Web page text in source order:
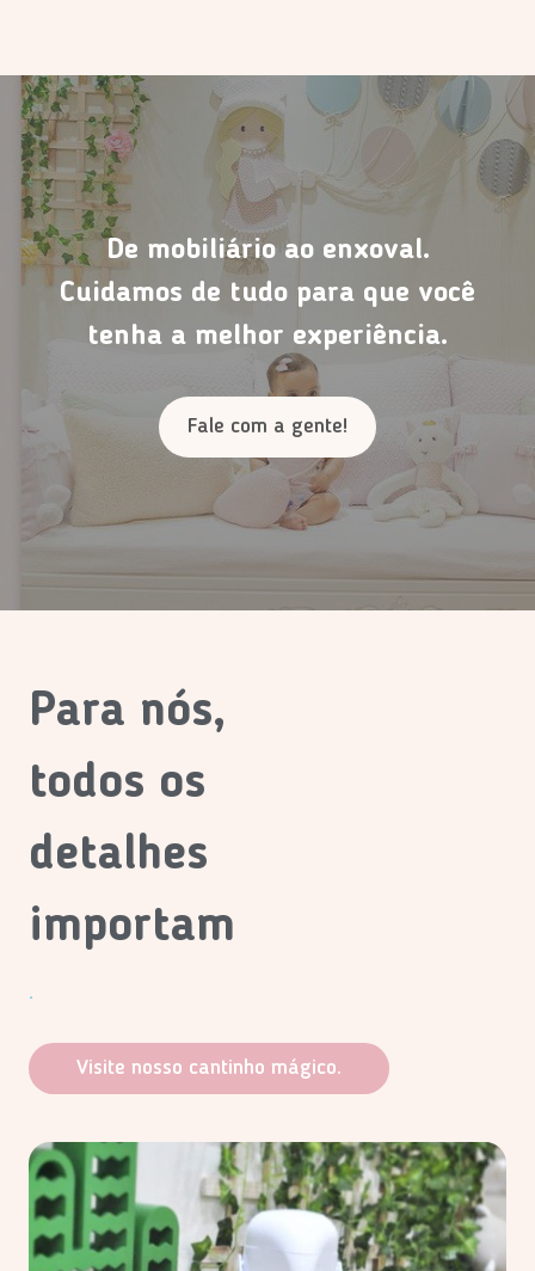
De mobiliário ao enxoval.
Cuidamos de tudo para que você
tenha a melhor experiência.
Fale com a gente!
Para nós,
todos os
detalhes
importam
.
Visite nosso cantinho mágico.